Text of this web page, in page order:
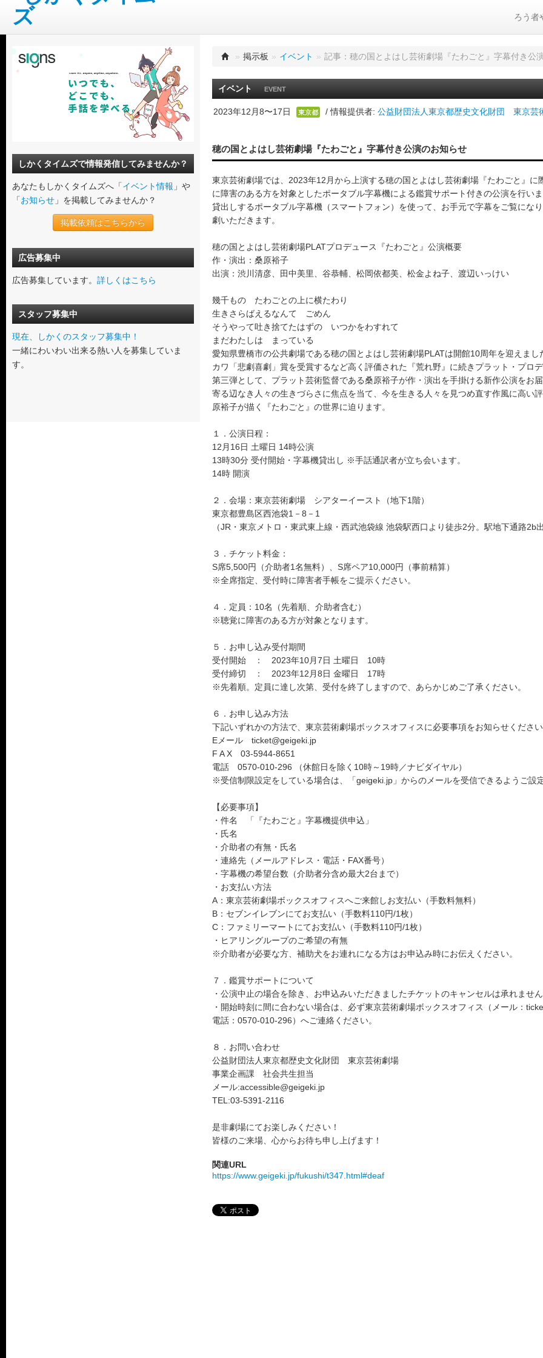
ろう者
しかくタイムズで情報発信してみませんか？
あなたもしかくタイムズへ「イベント情報 」や
「お知らせ 」を掲載してみませんか？
掲載依頼はこちらから
広告募集中
広告募集しています。 詳しくはこちら
スタッフ募集中
現在、しかくのスタッフ募集中！
一緒にわいわい出来る熱い人を募集していま
す。
» 掲示板 » イベント » 記事：穂の国とよはし芸術劇場『たわごと』字幕付き公
イベント EVENT
2023年12月8〜17日 東京都 / 情報提供者: 公益財団法人東京都歴史文化財団 東京
穂の国とよはし芸術劇場『たわごと』字幕付き公演のお知らせ
東京芸術劇場では、2023年12月から上演する穂の国とよはし芸術劇場『たわごと』に
に障害のある方を対象としたポータブル字幕機による鑑賞サポート付きの公演を行い
貸出しするポータブル字幕機（スマートフォン）を使って、お手元で字幕をご覧にな
劇いただきます。
穂の国とよはし芸術劇場PLATプロデュース『たわごと』公演概要
作・演出：桑原裕子
出演：渋川清彦、田中美里、谷恭輔、松岡依都美、松金よね子、渡辺いっけい
幾千もの たわごとの上に横たわり
生きさらばえるなんて ごめん
そうやって吐き捨てたはずの いつかをわすれて
まだわたしは まっている
愛知県豊橋市の公共劇場である穂の国とよはし芸術劇場PLATは開館10周年を迎えまし
カワ「悲劇喜劇」賞を受賞するなど高く評価された『荒れ野』に続きプラット・プロ
第三弾として、プラット芸術監督である桑原裕子が作・演出を手掛ける新作公演をお届
寄る辺なき人々の生きづらさに焦点を当て、今を生きる人々を見つめ直す作風に高い
原裕子が描く『たわごと』の世界に迫ります。
１．公演日程：
12月16日 土曜日 14時公演
13時30分 受付開始・字幕機貸出し ※手話通訳者が立ち会います。
14時 開演
２．会場：東京芸術劇場 シアターイースト（地下1階）
東京都豊島区西池袋1－8－1
（JR・東京メトロ・東武東上線・西武池袋線 池袋駅西口より徒歩2分。駅地下通路2b
３．チケット料金：
S席5,500円（介助者1名無料）、S席ペア10,000円（事前精算）
※全席指定、受付時に障害者手帳をご提示ください。
４．定員：10名（先着順、介助者含む）
※聴覚に障害のある方が対象となります。
５．お申し込み受付期間
受付開始 ： 2023年10月7日 土曜日 10時
受付締切 ： 2023年12月8日 金曜日 17時
※先着順。定員に達し次第、受付を終了しますので、あらかじめご了承ください。
６．お申し込み方法
下記いずれかの方法で、東京芸術劇場ボックスオフィスに必要事項をお知らせください
Eメール ticket@geigeki.jp
F A X 03-5944-8651
電話 0570-010-296 （休館日を除く10時～19時／ナビダイヤル）
※受信制限設定をしている場合は、「geigeki.jp」からのメールを受信できるようご設
【必要事項】
・件名 「『たわごと』字幕機提供申込」
・氏名
・介助者の有無・氏名
・連絡先（メールアドレス・電話・FAX番号）
・字幕機の希望台数（介助者分含め最大2台まで）
・お支払い方法
A：東京芸術劇場ボックスオフィスへご来館しお支払い（手数料無料）
B：セブンイレブンにてお支払い（手数料110円/1枚）
C：ファミリーマートにてお支払い（手数料110円/1枚）
・ヒアリングループのご希望の有無
※介助者が必要な方、補助犬をお連れになる方はお申込み時にお伝えください。
７．鑑賞サポートについて
・公演中止の場合を除き、お申込みいただきましたチケットのキャンセルは承れません
・開始時刻に間に合わない場合は、必ず東京芸術劇場ボックスオフィス（メール：
電話：0570-010-296）へご連絡ください。
８．お問い合わせ
公益財団法人東京都歴史文化財団 東京芸術劇場
事業企画課 社会共生担当
メール:accessible@geigeki.jp
TEL:03-5391-2116
是非劇場にてお楽しみください！
皆様のご来場、心からお待ち申し上げます！
関連URL
https://www.geigeki.jp/fukushi/t347.html#deaf